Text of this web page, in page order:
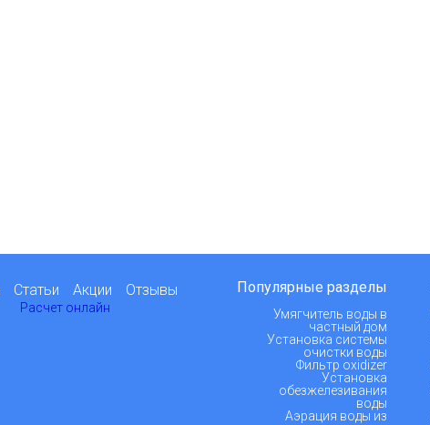
Статьи Акции Отзывы
Расчет онлайн
Популярные разделы
Умягчитель воды в
частный дом
Установка системы
очистки воды
Фильтр oxidizer
Установка
обезжелезивания
воды
Аэрация воды из